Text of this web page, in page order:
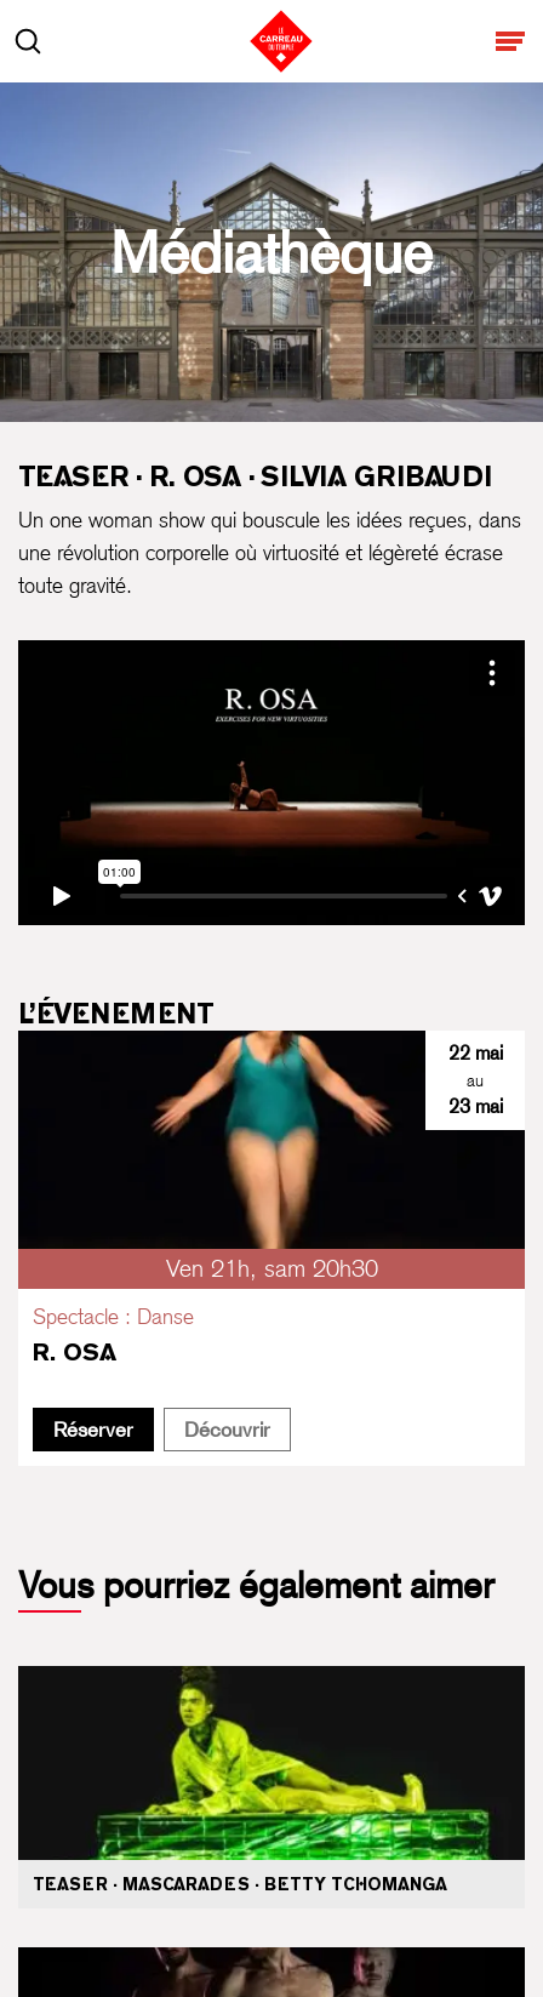
Rechercher
Médiathèque
TEASER · R. OSA · SILVIA GRIBAUDI
Un one woman show qui bouscule les idées reçues, dans
une révolution corporelle où virtuosité et légèreté écrase
toute gravité.
L’ÉVENEMENT
22 mai
au
23 mai
Ven 21h, sam 20h30
Spectacle : Danse
R. OSA
RéserverR. OSADécouvrirR. OSA
Vous pourriez également aimer
TEASER · MASCARADES · BETTY TCHOMANGA